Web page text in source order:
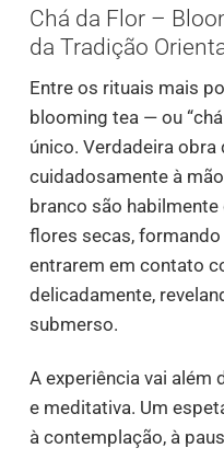
Chá da Flor –
da Tradição
Entre os rituais mais
blooming tea — ou
único. Verdadeira obra
cuidadosamente à
branco são
flores secas,
entrarem em contato
delicadamente,
submerso.
A experiência vai além
e meditativa. Um
à contemplação, à